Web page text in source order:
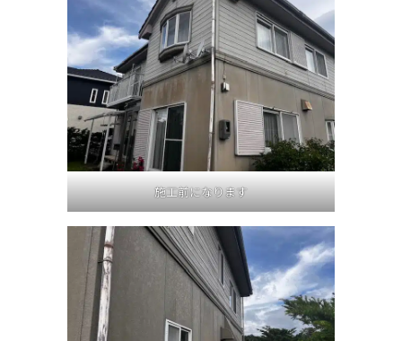
施工前になります